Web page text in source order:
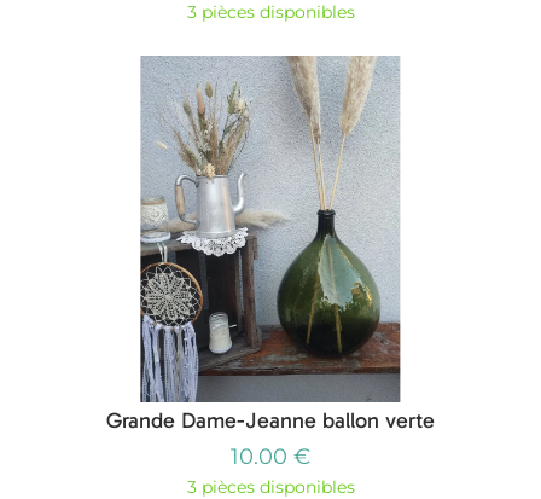
3 pièces disponibles
Grande Dame-Jeanne ballon verte
10.00 €
3 pièces disponibles